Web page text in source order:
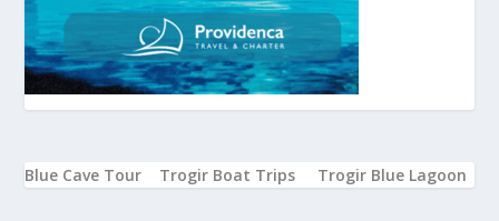
Blue Cave Tour Trogir Boat Trips Trogir Blue Lagoon